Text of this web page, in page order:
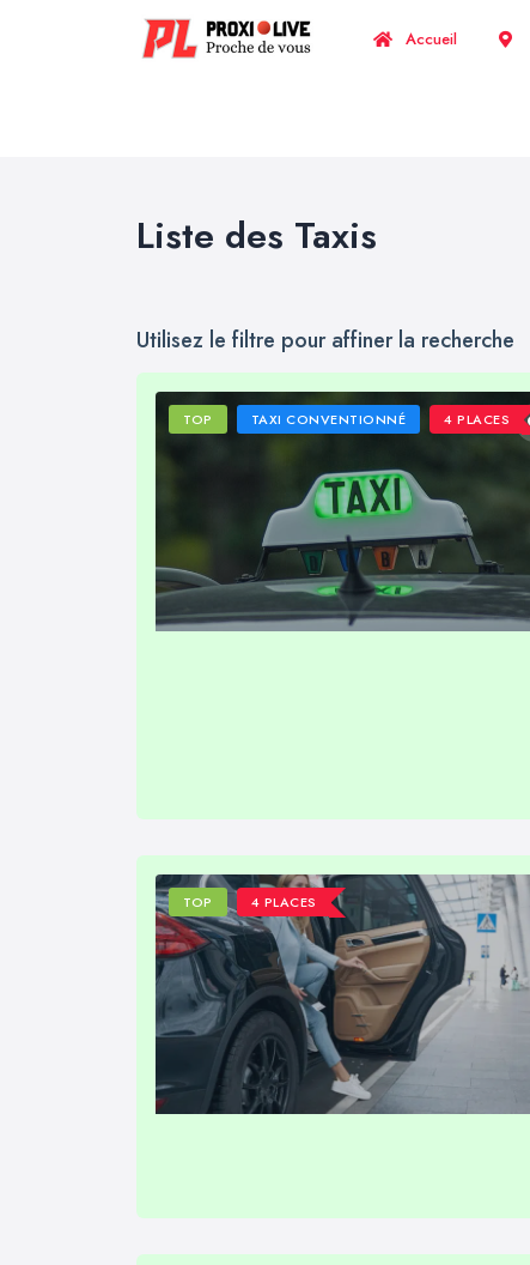
Accueil
Liste des Taxis
Utilisez le filtre pour affiner la recherche
TOP TAXI CONVENTIONNÉ 4 PLACES
TOP 4 PLACES